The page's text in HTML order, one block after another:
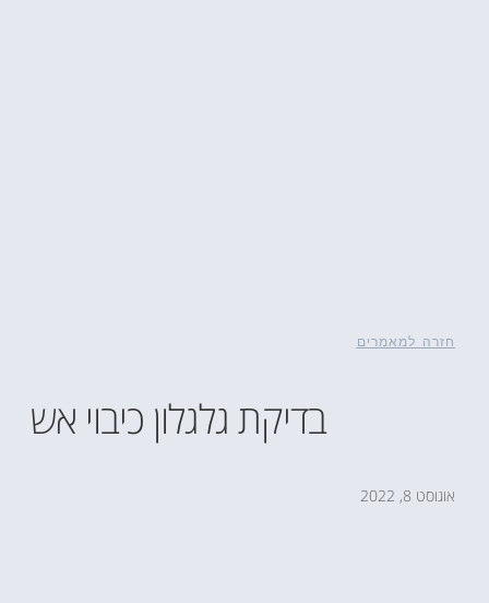
חזרה למאמרים
בדיקת גלגלון כיבוי אש
אוגוסט 8, 2022